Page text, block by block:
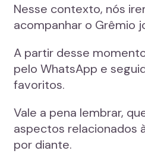
Nesse contexto, nós
acompanhar o Grêmio
A partir desse
pelo WhatsApp e
favoritos.
Vale a pena lembrar,
aspectos relacionados
por diante.